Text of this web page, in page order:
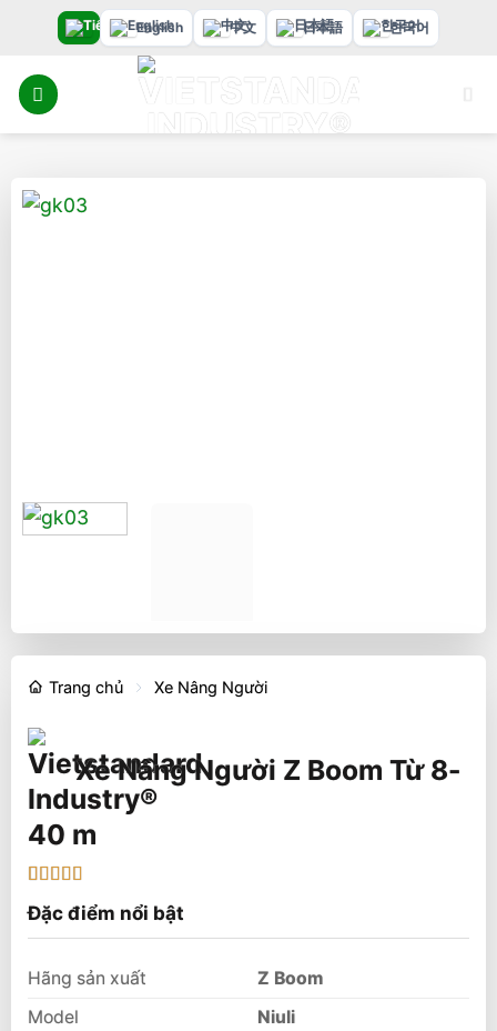
nội
dung
English 中文 日本語 한국어
Trang chủ Xe Nâng Người
Xe Nâng Người Z Boom Từ 8-
40 m
trên 5 dựa
trênđánh
giá
Đặc điểm nổi bật
Hãng sản xuất
Z Boom
Model
Niuli